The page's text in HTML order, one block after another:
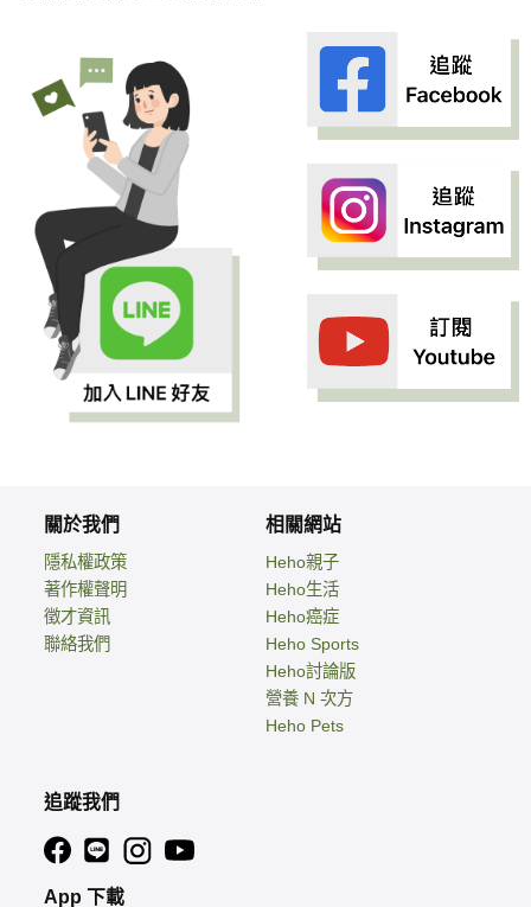
關於我們
隱私權政策
著作權聲明
徵才資訊
聯絡我們
相關網站
Heho親子
Heho生活
Heho癌症
Heho Sports
Heho討論版
營養 N 次方
Heho Pets
追蹤我們
App 下載